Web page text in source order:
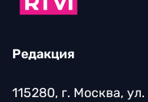
Редакция
115280, г. Москва,